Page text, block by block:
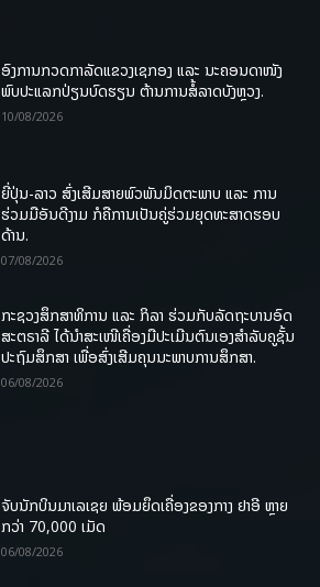
ອົງການກວດກາລັດແຂວງເຊກອງ ແລະ ນະຄອນດາໜັງ
ພົບປະແລກປ່ຽນບົດຮຽນ ຕ້ານການສໍ້ລາດບັງຫຼວງ.
10/08/2026
ຍີ່ປຸ່ນ-ລາວ ສົ່ງເສີມສາຍພົວພັນມິດຕະພາບ ແລະ ການ
ຮ່ວມມືອັນດີງາມ ກໍຄືການເປັນຄູ່ຮ່ວມຍຸດທະສາດຮອບ
ດ້ານ.
07/08/2026
ກະຊວງສຶກສາທິການ ແລະ ກິລາ ຮ່ວມກັບລັດຖະບານອົດ
ສະຕຣາລີ ໄດ້ນຳສະເໜີເຄື່ອງມືປະເມີນຕົນເອງສຳລັບຄູຊັ້ນ
ປະຖົມສຶກສາ ເພື່ອສົ່ງເສີມຄຸນນະພາບການສຶກສາ.
06/08/2026
ຈັບນັກບິນມາເລເຊຍ ພ້ອມຍຶດເຄື່ອງຂອງກາງ ຢາອີ ຫຼາຍ
ກວ່າ 70,000 ເມັດ
06/08/2026